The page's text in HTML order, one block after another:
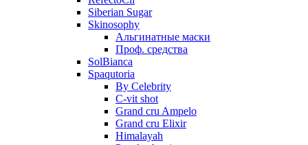
Siberian Sugar
Skinosophy
Альгинатные маски
Проф. средства
SolBianca
Spaqutoria
By Celebrity
C-vit shot
Grand cru Ampelo
Grand сru Elixir
Himalayah